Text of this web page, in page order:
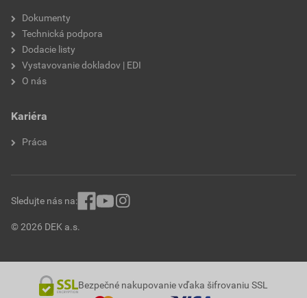
Dokumenty
Technická podpora
Dodacie listy
Vystavovanie dokladov | EDI
O nás
Kariéra
Práca
© 2026 DEK a.s.
Sledujte nás na:
Bezpečné nakupovanie vďaka šifrovaniu SSL